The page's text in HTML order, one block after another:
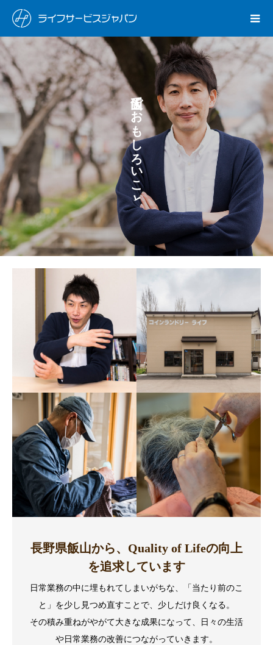
で
お
も
し
ろ
い
こ
と
め
ま
せ
ん
か
？
長野県飯山から、Quality of Lifeの向上
を追求しています
日常業務の中に埋もれてしまいがちな、「当たり前のこ
と」を少し見つめ直すことで、少しだけ良くなる。
その積み重ねがやがて大きな成果になって、日々の生活
や日常業務の改善につながっていきます。